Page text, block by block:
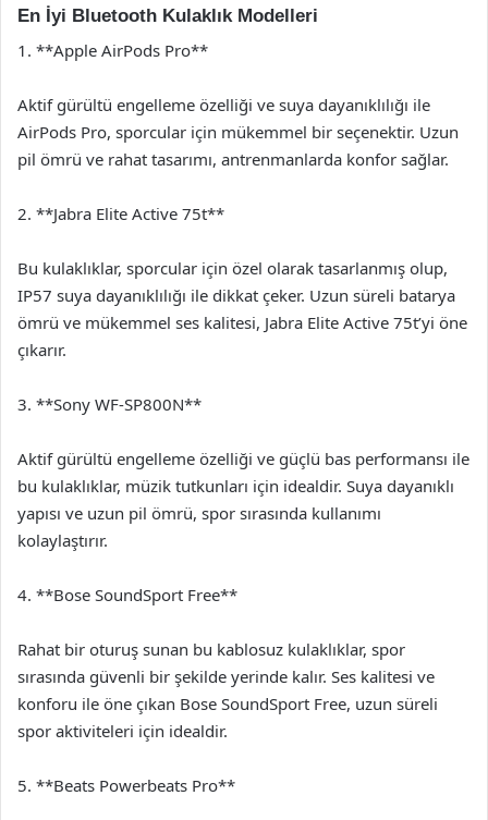
En İyi Bluetooth Kulaklık Modelleri
1. **Apple AirPods Pro**
Aktif gürültü engelleme özelliği ve suya dayanıklılığı ile
AirPods Pro, sporcular için mükemmel bir seçenektir. Uzun
pil ömrü ve rahat tasarımı, antrenmanlarda konfor sağlar.
2. **Jabra Elite Active 75t**
Bu kulaklıklar, sporcular için özel olarak tasarlanmış olup,
IP57 suya dayanıklılığı ile dikkat çeker. Uzun süreli batarya
ömrü ve mükemmel ses kalitesi, Jabra Elite Active 75t’yi öne
çıkarır.
3. **Sony WF-SP800N**
Aktif gürültü engelleme özelliği ve güçlü bas performansı ile
bu kulaklıklar, müzik tutkunları için idealdir. Suya dayanıklı
yapısı ve uzun pil ömrü, spor sırasında kullanımı
kolaylaştırır.
4. **Bose SoundSport Free**
Rahat bir oturuş sunan bu kablosuz kulaklıklar, spor
sırasında güvenli bir şekilde yerinde kalır. Ses kalitesi ve
konforu ile öne çıkan Bose SoundSport Free, uzun süreli
spor aktiviteleri için idealdir.
5. **Beats Powerbeats Pro**